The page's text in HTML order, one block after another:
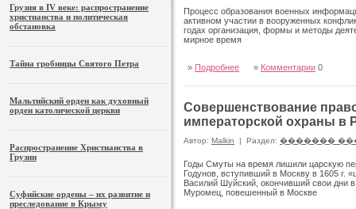
Грузия в IV веке: распространение
христианства и политическая
обстановка
Тайна гробницы Святого Петра
Мальтийский орден как духовный
орден католической церкви
Распространение Христианства в
Грузии
Суфийские ордены – их развитие и
преследование в Крыму
Процесс образования военных
активном участии в вооруженных
годах организация, формы и методы
мирное время
» Подробнее » Комментарии 0
Совершенствование
императорской охраны в
Автор: Malkin | Раздел: �������
Годы Смуты на время лишили царскую
Годунов, вступивший в Москву в 1605 г.
Василий Шуйский, окончивший свои дни
Муромец, повешенный в Москве